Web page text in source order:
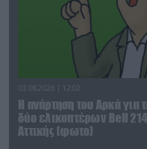
03.08.2026 | 12:02
Η ανάρτηση του Αρκά για
δύο ελικοπτέρων Bell
Αττικής (φωτο)